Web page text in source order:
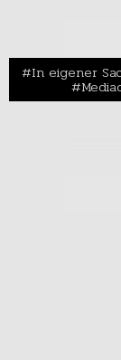
In eigener